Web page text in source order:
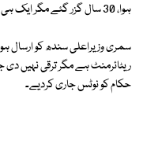
ہوا، 30 سال گزر گئے مگر ایک ہی گریڈ میں کام کر رہا ہے۔
ریٹائرمنٹ ہے مگر ترقی نہیں
حکام کو نوٹس جاری کردیے۔